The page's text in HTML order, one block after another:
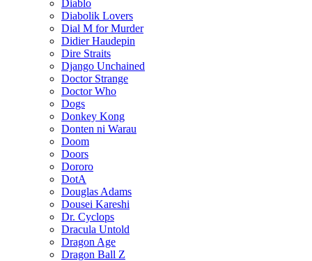
Diablo
Diabolik Lovers
Dial M for Murder
Didier Haudepin
Dire Straits
Django Unchained
Doctor Strange
Doctor Who
Dogs
Donkey Kong
Donten ni Warau
Doom
Doors
Dororo
DotA
Douglas Adams
Dousei Kareshi
Dr. Cyclops
Dracula Untold
Dragon Age
Dragon Ball Z